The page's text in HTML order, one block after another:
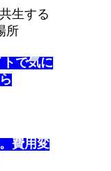
生する
所
で気に
費用変